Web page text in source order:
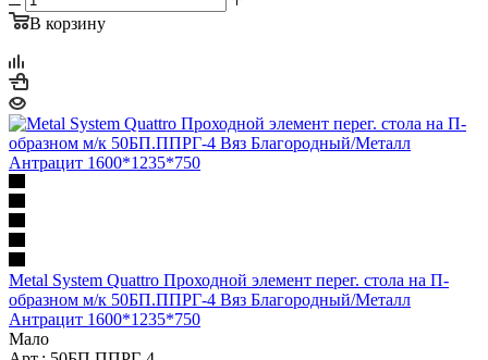
В корзину
Metal System Quattro Проходной элемент перег. стола на П-
образном м/к 50БП.ППРГ-4 Вяз Благородный/Металл
Антрацит 1600*1235*750
Мало